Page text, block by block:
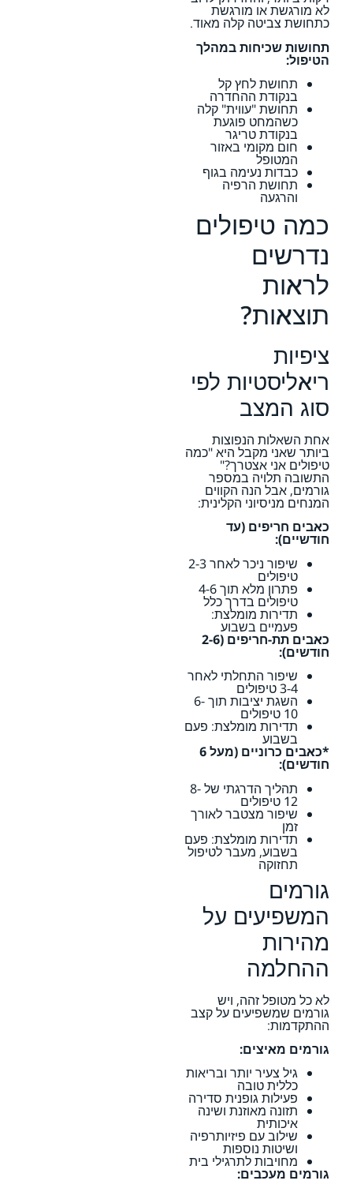
לא מורגשת או מורגשת
כתחושת צביטה קלה מאוד.
תחושות שכיחות במהלך
הטיפול:
תחושת לחץ קל
בנקודת ההחדרה
תחושת "עווית" קלה
כשהמחט פוגעת
בנקודת טריגר
חום מקומי באזור
המטופל
כבדות נעימה בגוף
תחושת הרפיה
והרגעה
כמה טיפולים
נדרשים
לראות
תוצאות?
ציפיות
ריאליסטיות לפי
סוג המצב
אחת השאלות הנפוצות
ביותר שאני מקבל היא "כמה
טיפולים אני אצטרך?"
התשובה תלויה במספר
גורמים, אבל הנה הקווים
המנחים מניסיוני הקלינית:
כאבים חריפים (עד
חודשיים):
שיפור ניכר לאחר 2-3
טיפולים
פתרון מלא תוך 4-6
טיפולים בדרך כלל
תדירות מומלצת:
פעמיים בשבוע
כאבים תת-חריפים (2-6
חודשים):
שיפור התחלתי לאחר
3-4 טיפולים
השגת יציבות תוך 6-
10 טיפולים
תדירות מומלצת: פעם
בשבוע
*כאבים כרוניים (מעל 6
חודשים):
תהליך הדרגתי של 8-
12 טיפולים
שיפור מצטבר לאורך
זמן
תדירות מומלצת: פעם
בשבוע, מעבר לטיפול
תחזוקה
גורמים
המשפיעים על
מהירות
ההחלמה
לא כל מטופל זהה, ויש
גורמים שמשפיעים על קצב
ההתקדמות:
גורמים מאיצים:
גיל צעיר יותר ובריאות
כללית טובה
פעילות גופנית סדירה
תזונה מאוזנת ושינה
איכותית
שילוב עם פיזיותרפיה
ושיטות נוספות
מחויבות לתרגילי בית
גורמים מעכבים: